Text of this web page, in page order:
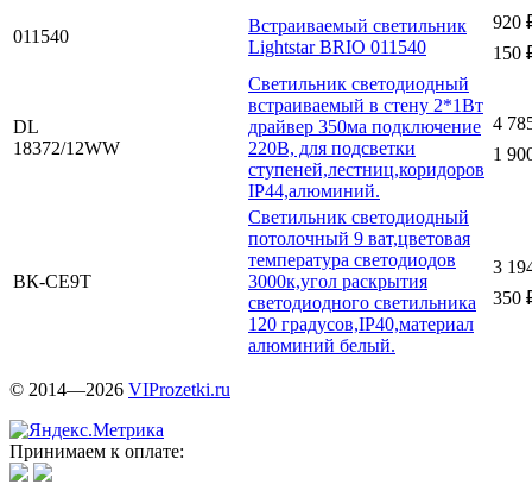
011540
Встраиваемый светильник
Lightstar BRIO 011540
920
150
DL
18372/12WW
Светильник светодиодный
встраиваемый в стену 2*1Вт
драйвер 350ма подключение
220В, для подсветки
ступеней,лестниц,коридоров
IP44,алюминий.
4
1
ВК-СЕ9Т
Светильник светодиодный
потолочный 9 ват,цветовая
температура светодиодов
3000к,угол раскрытия
светодиодного светильника
120 градусов,IP40,материал
алюминий белый.
3
350
© 2014—2026 VIProzetki.ru
Принимаем к оплате: